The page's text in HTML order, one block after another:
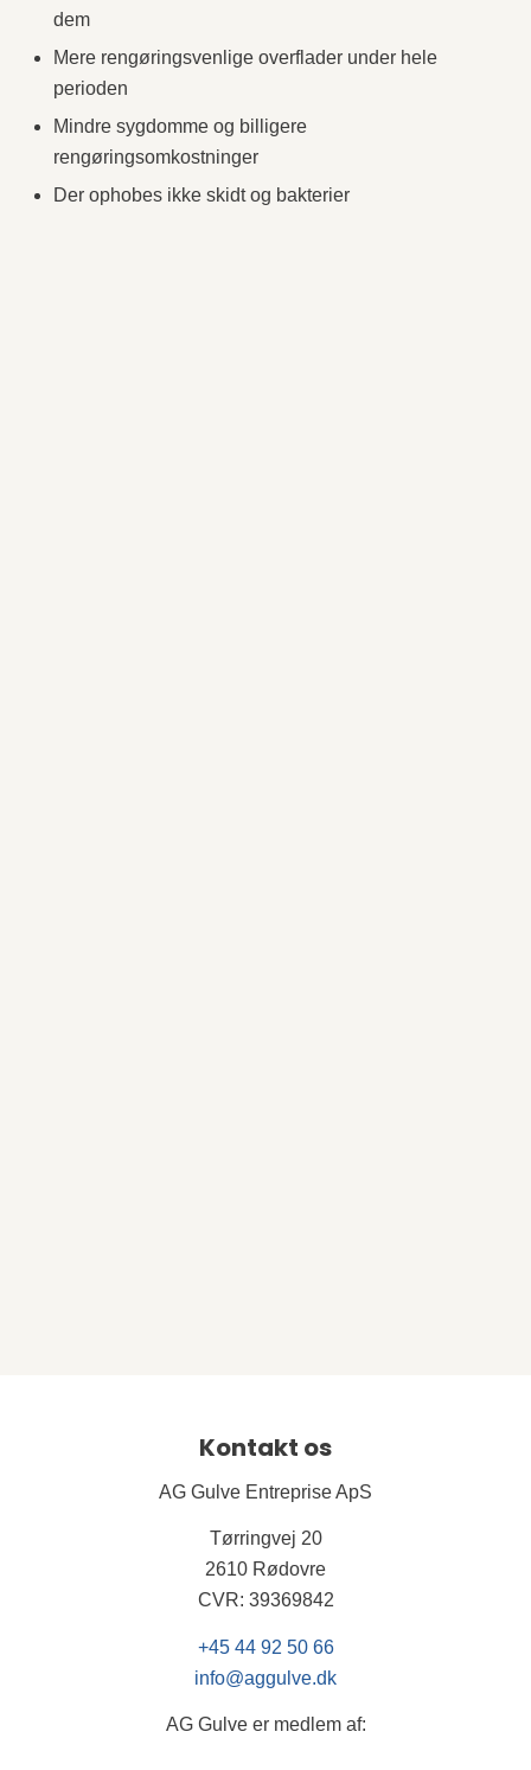
dem
Mere rengøringsvenlige overflader under hele
perioden
Mindre sygdomme og billigere
rengøringsomkostninger
Der ophobes ikke skidt og bakterier
Kontakt os
AG Gulve Entreprise ApS
Tørringvej 20
2610 Rødovre
CVR: 39369842
+45 44 92 50 66
info@aggulve.dk
AG Gulve er medlem af: